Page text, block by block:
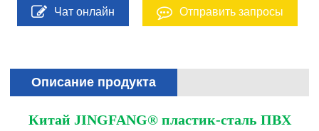
Чат онлайн Отправить запросы
Описание продукта
Китай JINGFANG® пластик-сталь ПВХ